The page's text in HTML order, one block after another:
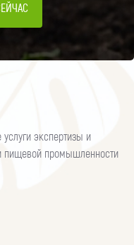
экспертизы и
пищевой промышленности